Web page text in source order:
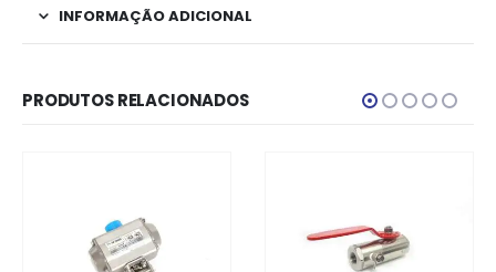
INFORMAÇÃO ADICIONAL
PRODUTOS RELACIONADOS